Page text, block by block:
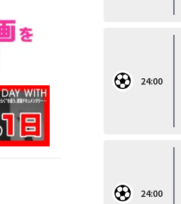
24:00
24:00